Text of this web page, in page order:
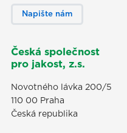
Napište nám
Česká společnost
pro jakost, z.s.
Novotného lávka 200/5
110 00 Praha
Česká republika